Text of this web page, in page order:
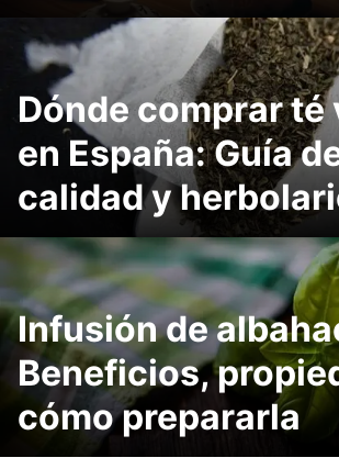
Dónde comprar té
en España: Guía
calidad y
Infusión de
Beneficios,
cómo prepararla